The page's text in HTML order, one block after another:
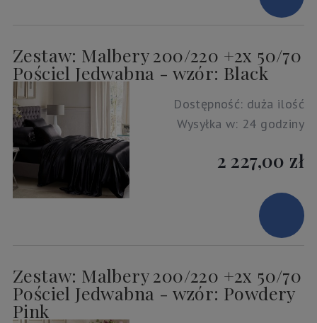
Zestaw: Malbery 200/220 +2x 50/70
Pościel Jedwabna - wzór: Black
Dostępność: duża ilość
Wysyłka w: 24 godziny
2 227,00 zł
Zestaw: Malbery 200/220 +2x 50/70
Pościel Jedwabna - wzór: Powdery
Pink